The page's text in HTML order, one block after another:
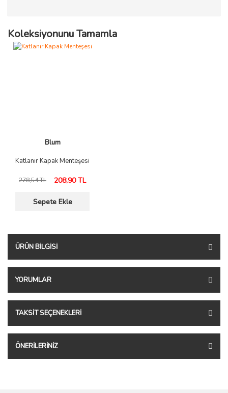
Koleksiyonunu Tamamla
Blum
Katlanır Kapak Menteşesi
278,54 TL 208,90 TL
Sepete Ekle
ÜRÜN BILGISI
YORUMLAR
TAKSIT SEÇENEKLERI
ÖNERILERINIZ